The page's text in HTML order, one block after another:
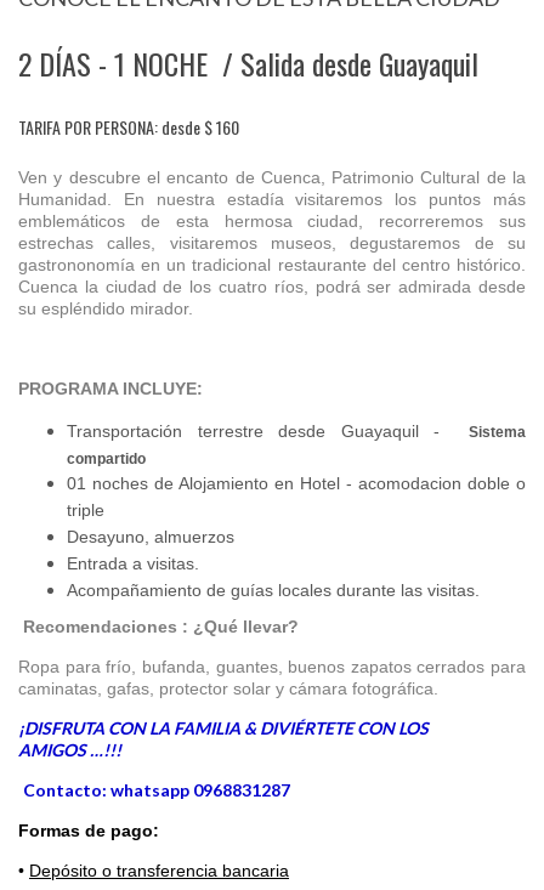
2 DÍAS - 1 NOCHE / Salida desde Guayaquil
TARIFA POR PERSONA: desde $ 160
Ven y descubre el encanto de Cuenca, Patrimonio Cultural de la
Humanidad. En nuestra estadía visitaremos los puntos más
emblemáticos de esta hermosa ciudad, recorreremos sus
estrechas calles, visitaremos museos, degustaremos de su
gastrononomía en un tradicional restaurante del centro histórico.
Cuenca la ciudad de los cuatro ríos, podrá ser admirada desde
su espléndido mirador.
PROGRAMA INCLUYE:
Transportación terrestre desde Guayaquil -
Sistema
compartido
01 noches de Alojamiento en Hotel - acomodacion doble o
triple
Desayuno, almuerzos
Entrada a visitas.
Acompañamiento de guías locales durante las visitas.
Recomendaciones : ¿Qué llevar?
Ropa para frío, bufanda, guantes, buenos zapatos cerrados para
caminatas, gafas, protector solar y cámara fotográfica.
¡DISFRUTA CON LA FAMILIA & DIVIÉRTETE CON LOS
AMIGOS …!!!
Contacto: whatsapp 0968831287
Formas de pago:
• Depósito o transferencia bancaria